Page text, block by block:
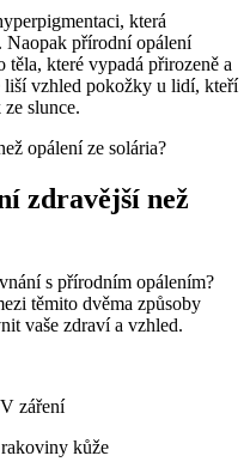
která
Naopak přírodní opálení
které vypadá přirozeně a
liší vzhled pokožky u lidí, kteří
slunce.
zdravější než
s přírodním opálením?
těmito dvěma způsoby
vaše zdraví a vzhled.
záření
kůže